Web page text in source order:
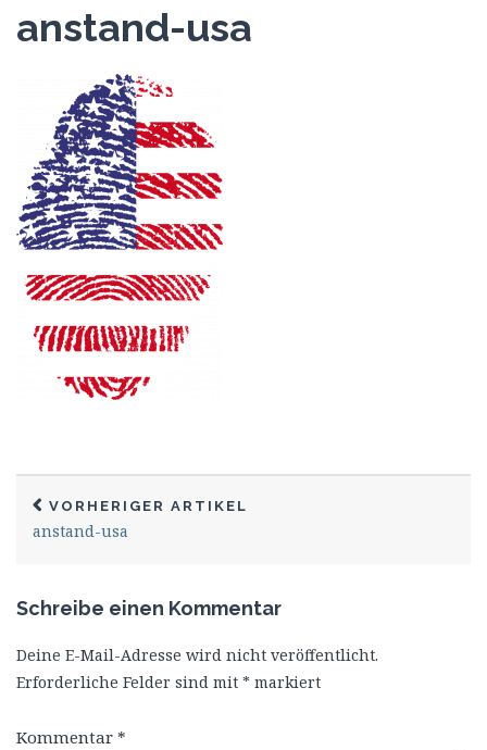
anstand-usa
VORHERIGER ARTIKEL
anstand-usa
Schreibe einen Kommentar
Deine E-Mail-Adresse wird nicht veröffentlicht.
Erforderliche Felder sind mit * markiert
Kommentar *